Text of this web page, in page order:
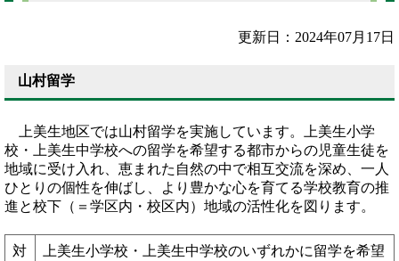
更新日：2024年07月17日
山村留学
上美生地区では山村留学を実施しています。上美生小学
校・上美生中学校への留学を希望する都市からの児童生徒を
地域に受け入れ、恵まれた自然の中で相互交流を深め、一人
ひとりの個性を伸ばし、より豊かな心を育てる学校教育の推
進と校下（＝学区内・校区内）地域の活性化を図ります。
対
上美生小学校・上美生中学校のいずれかに留学を希望